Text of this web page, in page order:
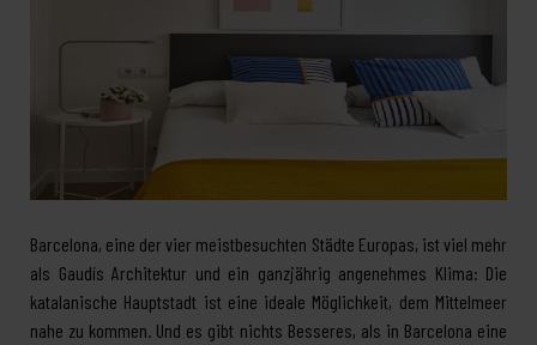
Barcelona, eine der vier meistbesuchten Städte Europas, ist viel mehr
als Gaudís Architektur und ein ganzjährig angenehmes Klima: Die
katalanische Hauptstadt ist eine ideale Möglichkeit, dem Mittelmeer
nahe zu kommen. Und es gibt nichts Besseres, als in Barcelona eine